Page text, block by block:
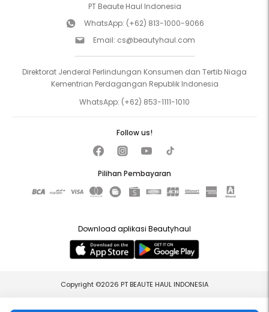
PT Beaute Haul Indonesia
WhatsApp: (+62) 813-1000-9066
Email: cs@beautyhaul.com
Direktorat Jenderal Perlindungan Konsumen dan Tertib Niaga
Kementrian Perdagangan Republik Indonesia
WhatsApp: (+62) 853-1111-1010
Pilihan Pembayaran
Follow us!
Download aplikasi Beautyhaul
Copyright ©2026 PT BEAUTE HAUL INDONESIA